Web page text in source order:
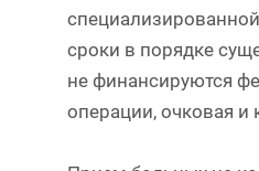
сроки в порядке
не финансируются
операции, очковая и